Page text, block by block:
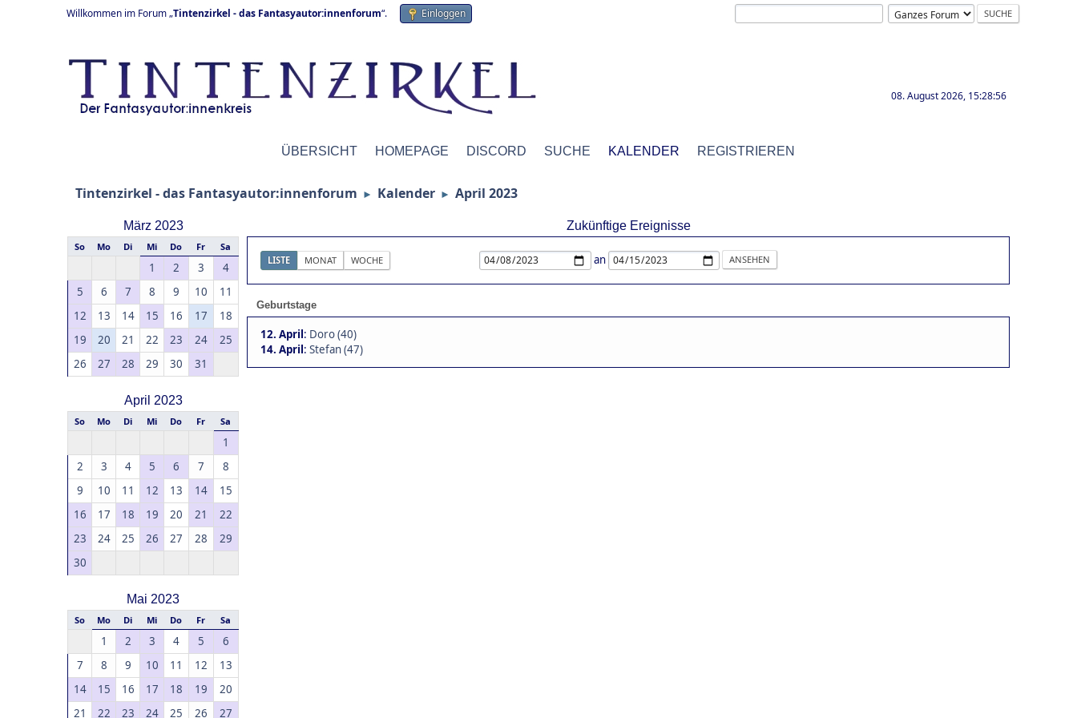
Willkommen im Forum „Tintenzirkel - das Fantasyautor:innenforum“. Einloggen
08. August 2026, 15:28:56
ÜBERSICHT HOMEPAGE DISCORD SUCHE KALENDER REGISTRIEREN
Tintenzirkel - das Fantasyautor:innenforum ► Kalender ► April 2023
März 2023
So Mo Di Mi Do Fr Sa
1 2 3
4
5
6 7 8 9 10
11
12
13 14 15 16 17
18
19
20 21 22 23 24
25
26
27 28 29 30 31
April 2023
So Mo Di Mi Do Fr Sa
1
2
3 4 5 6 7
8
9
10 11 12 13 14
15
16
17 18 19 20 21
22
23
24 25 26 27 28
29
30
Mai 2023
So Mo Di Mi Do Fr Sa
1 2 3 4 5
6
7
8 9 10 11 12
13
14
15 16 17 18 19
20
21
22 23 24 25 26 27
Zukünftige Ereignisse
LISTE MONAT WOCHE an
Geburtstage
12. April: Doro (40)
14. April: Stefan (47)